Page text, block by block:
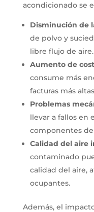
acondicionado se
Disminución de
de polvo y
libre flujo de aire.
Aumento de
consume más
facturas más
Problemas
llevar a fallos en
componentes
Calidad del aire
contaminado
calidad del aire,
ocupantes.
Además, el